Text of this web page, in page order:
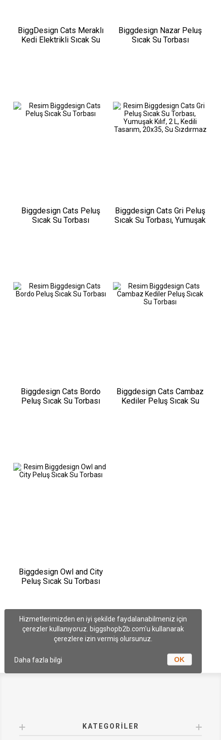
BiggDesign Cats Meraklı
Kedi Elektrikli Sıcak Su
Biggdesign Nazar Peluş
Sıcak Su Torbası
Biggdesign Cats Peluş
Sıcak Su Torbası
Biggdesign Cats Gri Peluş
Sıcak Su Torbası, Yumuşak
Biggdesign Cats Bordo
Peluş Sıcak Su Torbası
Biggdesign Cats Cambaz
Kediler Peluş Sıcak Su
Biggdesign Owl and City
Peluş Sıcak Su Torbası
KATEGORILER
Hizmetlerimizden en iyi şekilde faydalanabilmeniz için
çerezler kullanıyoruz. biggshopb2b.com'u kullanarak
çerezlere izin vermiş olursunuz.
OK
Daha fazla bilgi